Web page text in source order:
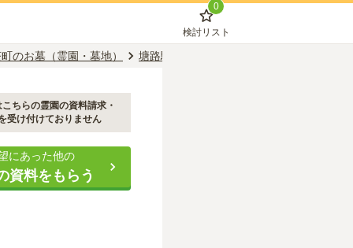
0
検討リスト
のお墓（霊園・墓地） 塘路駅のお墓（霊園・墓地）
ちらの霊園の資料請求・
受け付けておりません
にあった他の
資料をもらう